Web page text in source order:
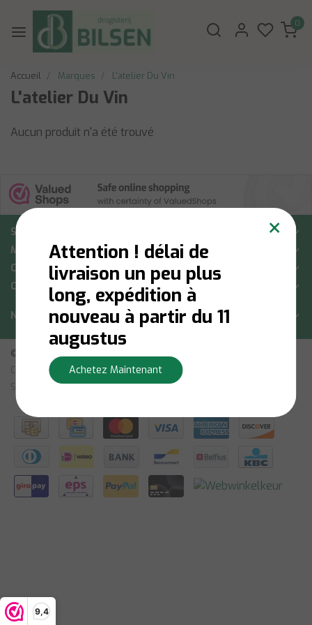
9,4
0
Accueil Marques L'atelier Du Vin
L'atelier Du Vin
Aucun produit n'a été trouvé
Soutien à la clientèle
Mon compte
Catégories
Coordonnées
Newsletter
© Copyright 2026 - Bilsen | Realisatie
Conditions Générales| Avertissement Politique de Confidentialité
Sitemap: French|RSS Feed
×
Attention ! délai de
livraison un peu plus
long, expédition à
nouveau à partir du 11
augustus
Achetez Maintenant